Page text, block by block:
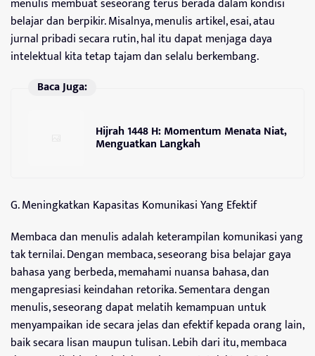
menulis membuat seseorang terus berada dalam kondisi
belajar dan berpikir. Misalnya, menulis artikel, esai, atau
jurnal pribadi secara rutin, hal itu dapat menjaga daya
intelektual kita tetap tajam dan selalu berkembang.
Baca Juga:
Hijrah 1448 H: Momentum Menata Niat,
Menguatkan Langkah
G. Meningkatkan Kapasitas Komunikasi Yang Efektif
Membaca dan menulis adalah keterampilan komunikasi yang
tak ternilai. Dengan membaca, seseorang bisa belajar gaya
bahasa yang berbeda, memahami nuansa bahasa, dan
mengapresiasi keindahan retorika. Sementara dengan
menulis, seseorang dapat melatih kemampuan untuk
menyampaikan ide secara jelas dan efektif kepada orang lain,
baik secara lisan maupun tulisan. Lebih dari itu, membaca